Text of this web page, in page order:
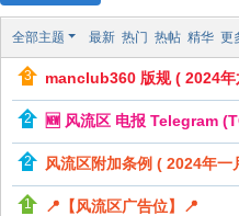
全部主题 最新 热门 热帖 精华 更
manclub360 版规 ( 2024年
🆕 风流区 电报 Telegram
风流区附加条例 ( 2024年一
📍【风流区广告位】📍